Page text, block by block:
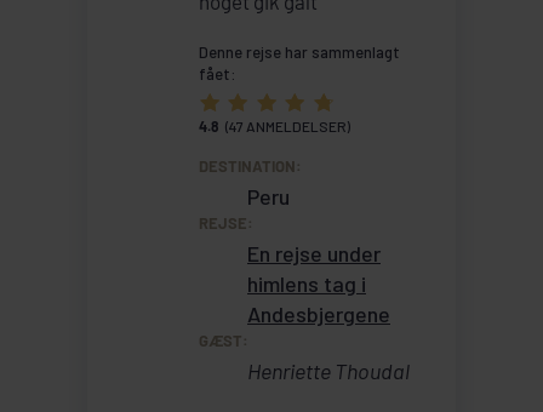
Denne rejse har sammenlagt
fået:
4.8 (47 ANMELDELSER)
DESTINATION:
Peru
REJSE:
En rejse under
himlens tag i
Andesbjergene
GÆST:
Henriette Thoudal